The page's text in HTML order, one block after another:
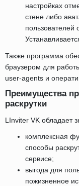
настройках
стене либо
пользователей
Также программа
браузером для
user-agents и
Преимущества
раскрутки
LInviter VK обладает
комплексная
способы
сервисе;
выгода для
пожизненное